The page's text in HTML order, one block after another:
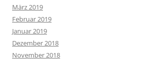
März 2019
Februar 2019
Januar 2019
Dezember 2018
November 2018